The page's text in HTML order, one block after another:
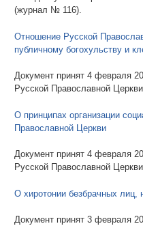
(журнал № 116).
Отношение Русской
публичному богохульству и
Документ принят 4 февраля
Русской Православной Церкви.
О принципах организации
Православной Церкви
Документ принят 4 февраля
Русской Православной Церкви.
О хиротонии безбрачных
Документ принят 3 февраля